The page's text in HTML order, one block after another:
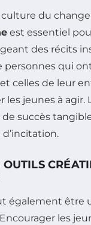
culture du
est essentiel
des récits
personnes qui
celles de leur
jeunes à agir.
succès
également être
les